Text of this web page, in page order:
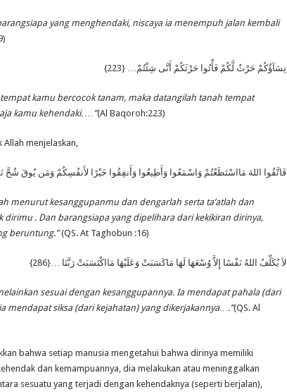
yang menghendaki, niscaya ia menempuh jalan kembali
نِسَآؤُكُمْ حَرْثُ لَّكُمْ فَأْتُوا حَرْثَكُمْ أَنَّى شِئْتُمْ… {223}
kamu bercocok tanam, maka datangilah tanah tempat
kamu kehendaki. …”(Al Baqoroh:223)
menjelaskan,
فَاتَّقُوا اللهَ مَااسْتَطَعْتُمْ وَاسْمَعُوا وَأَطِيعُوا وَأَنفِقُوا خَيْرًا لأَنفُسِكُمْ وَمَن يُوقَ شُحَّ
menurut kesanggupanmu dan dengarlah serta ta’atlah dan
dirimu . Dan barangsiapa yang dipelihara dari kekikiran dirinya,
beruntung.”(QS. At Taghobun :16)
لاَ يُكَلِّفُ اللهُ نَفْسًا إِلاَّ وُسْعَهَا لَهَا مَاكَسَبَتْ وَعَلَيْهَا مَااكْتَسَبَتْ رَبَّنَا …{286}
sesuai dengan kesanggupannya. Ia mendapat pahala (dari
mendapat siksa (dari kejahatan) yang dikerjakannya….”(QS. Al
bahwa setiap manusia mengetahui bahwa dirinya memiliki
dan kemampuannya, dia melakukan atau meninggalkan
sesuatu yang terjadi dengan kehendaknya (seperti berjalan),